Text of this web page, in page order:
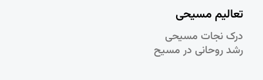
تعالیم مسیحی
درک نجات مسيحی
رشد روحانی در مسيح